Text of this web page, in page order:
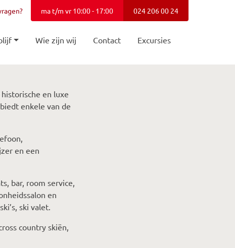
ma t/m vr 10:00 - 17:00 024 206 00 24
Wie zijn wij Contact Excursies
en luxe
enkele van de
en een
bar, room service,
en
ski valet.
country skiën,